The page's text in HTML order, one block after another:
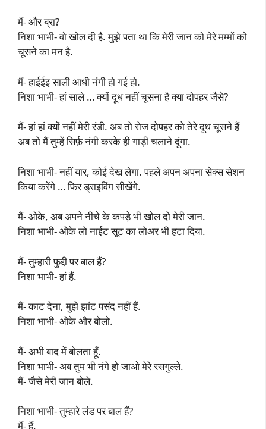
मैं- और ब्रा?
निशा भाभी- वो खोल दी है. मुझे पता था कि मेरी जान को मेरे मम्मों को
चूसने का मन है.
मैं- हाईईइ साली आधी नंगी हो गई हो.
निशा भाभी- हां साले … क्यों दूध नहीं चूसना है क्या दोपहर जैसे?
मैं- हां हां क्यों नहीं मेरी रंडी. अब तो रोज दोपहर को तेरे दूध चूसने हैं
अब तो मैं तुम्हें सिर्फ़ नंगी करके ही गाड़ी चलाने दूंगा.
निशा भाभी- नहीं यार, कोई देख लेगा. पहले अपन अपना सेक्स सेशन
किया करेंगे … फिर ड्राइविंग सीखेंगे.
मैं- ओके, अब अपने नीचे के कपड़े भी खोल दो मेरी जान.
निशा भाभी- ओके लो नाईट सूट का लोअर भी हटा दिया.
मैं- तुम्हारी फुद्दी पर बाल हैं?
निशा भाभी- हां हैं.
मैं- काट देना, मुझे झांट पसंद नहीं हैं.
निशा भाभी- ओके और बोलो.
मैं- अभी बाद में बोलता हूँ.
निशा भाभी- अब तुम भी नंगे हो जाओ मेरे रसगुल्ले.
मैं- जैसे मेरी जान बोले.
निशा भाभी- तुम्हारे लंड पर बाल हैं?
मैं- हैं.